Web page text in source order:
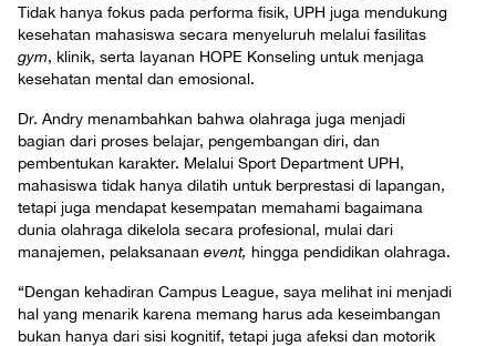
Tidak hanya fokus pada performa fisik, UPH juga mendukung
kesehatan mahasiswa secara menyeluruh melalui fasilitas
gym, klinik, serta layanan HOPE Konseling untuk menjaga
kesehatan mental dan emosional.
Dr. Andry menambahkan bahwa olahraga juga menjadi
bagian dari proses belajar, pengembangan diri, dan
pembentukan karakter. Melalui Sport Department UPH,
mahasiswa tidak hanya dilatih untuk berprestasi di lapangan,
tetapi juga mendapat kesempatan memahami bagaimana
dunia olahraga dikelola secara profesional, mulai dari
manajemen, pelaksanaan event, hingga pendidikan olahraga.
“Dengan kehadiran Campus League, saya melihat ini menjadi
hal yang menarik karena memang harus ada keseimbangan
bukan hanya dari sisi kognitif, tetapi juga afeksi dan motorik